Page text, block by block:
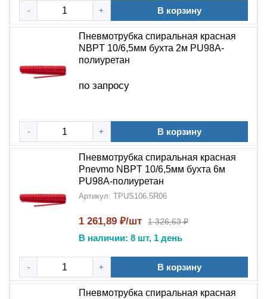
- + В корзину
Пневмотрубка спиральная красная
NBPT 10/6,5мм бухта 2м PU98A-
полиуретан
по запросу
- + В корзину
Пневмотрубка спиральная красная
Pnevmo NBPT 10/6,5мм бухта 6м
PU98A-полиуретан
Артикул: TPUS106.5R06
1 261,89 ₽/шт 1 326,63 ₽
В наличии: 8 шт, 1 день
- + В корзину
Пневмотрубка спиральная красная